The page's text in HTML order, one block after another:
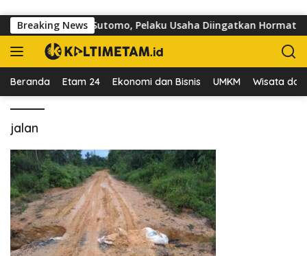
Breaking News
di Jalan dr Sutomo, Pelaku Usaha Diingatkan Hormati
Beranda Etam 24 Ekonomi dan Bisnis UMKM Wisata dan
jalan